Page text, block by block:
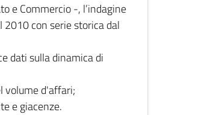
e Commercio -, l’indagine
con serie storica dal
dati sulla dinamica di
volume d'affari;
e giacenze.